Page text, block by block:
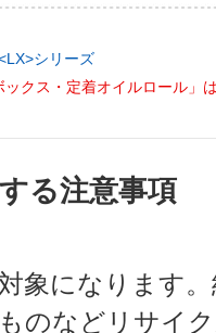
シリーズ
ックス・定着オイルロール」
る注意事項
象になります
のなどリサイ